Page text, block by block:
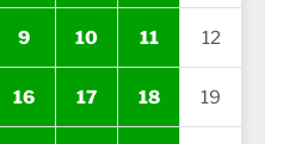
9 10 11 12
16 17 18 19